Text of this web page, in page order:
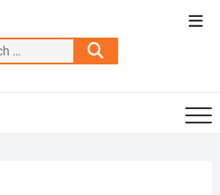
Search
…